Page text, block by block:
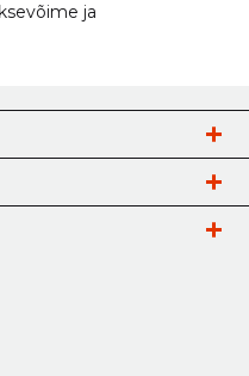
ja